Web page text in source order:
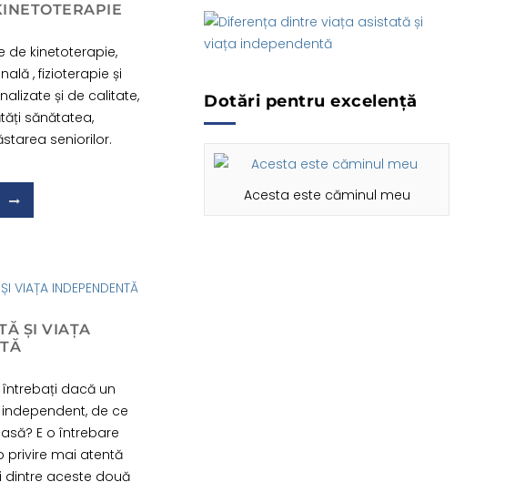
de kinetoterapie,
, fizioterapie și
și de calitate,
sănătatea,
seniorilor.
ȘI VIAȚA
dacă un
de ce
E o întrebare
privire mai atentă
dintre aceste două
Dotări pentru excelență
Acesta este căminul meu